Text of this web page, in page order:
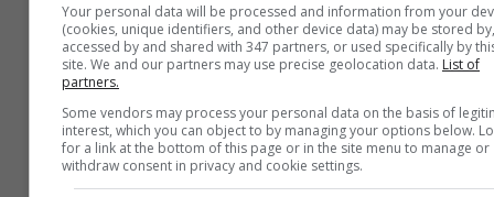
Your personal data will be processed and information from your
(cookies, unique identifiers, and other device data) may be stored by,
accessed by and shared with 347 partners, or used specifically by
site. We and our partners may use precise geolocation data. List of
partners.
Some vendors may process your personal data on the basis of
interest, which you can object to by managing your options below.
for a link at the bottom of this page or in the site menu to manage or
withdraw consent in privacy and cookie settings.